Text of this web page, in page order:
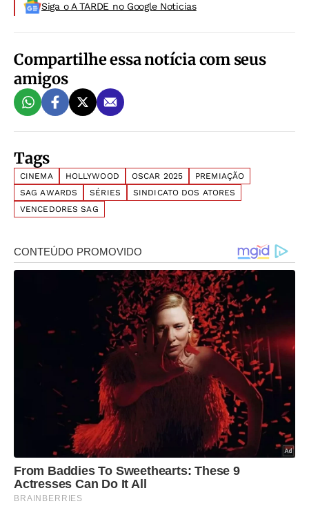
Siga o A TARDE no Google Noticias
Compartilhe essa notícia com seus
amigos
Tags
CINEMA HOLLYWOOD OSCAR 2025
PREMIAÇÃO
SAG AWARDS
SÉRIES
SINDICATO DOS ATORES
VENCEDORES SAG